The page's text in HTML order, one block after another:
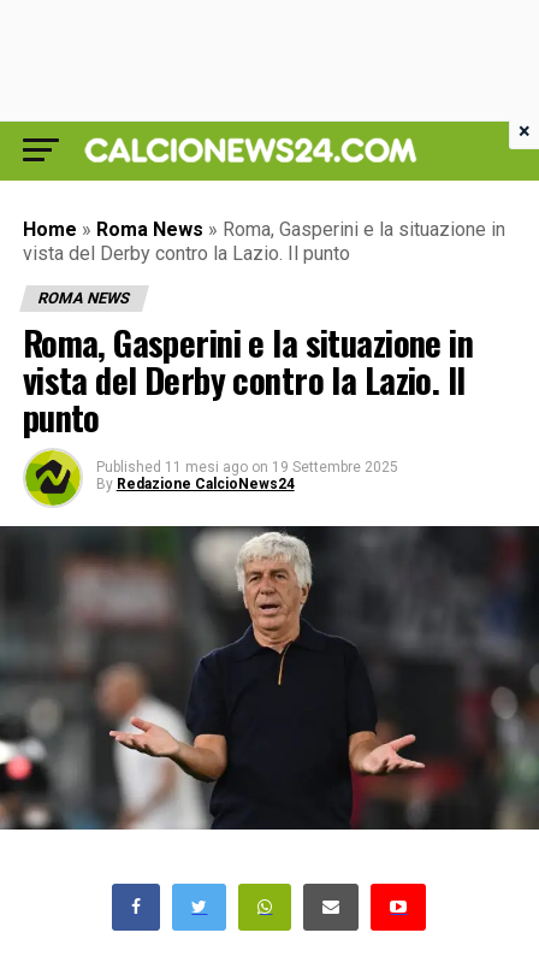
Home » Roma News » Roma, Gasperini e la situazione in
vista del Derby contro la Lazio. Il punto
ROMA NEWS
Roma, Gasperini e la situazione in
vista del Derby contro la Lazio. Il
punto
Published 11 mesi ago on 19 Settembre 2025
By Redazione CalcioNews24
×